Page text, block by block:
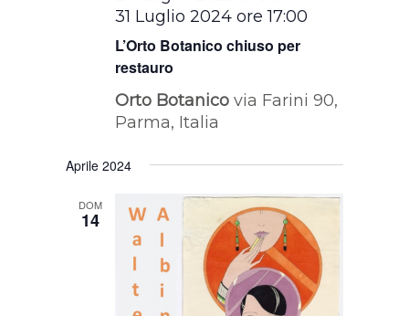
L’Orto Botanico chiuso per
restauro
31 Luglio 2024 ore 17:00
Orto Botanicovia Farini 90,
Parma, Italia
Aprile 2024
DOM
14